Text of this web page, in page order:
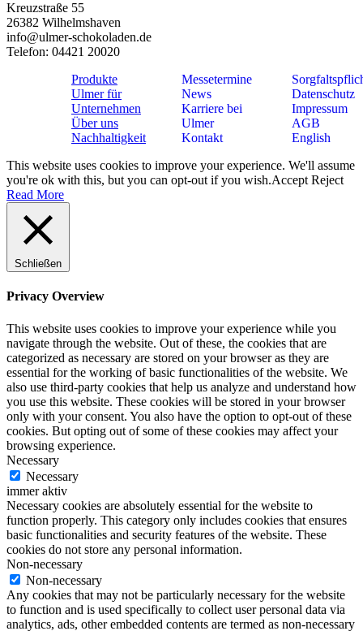
Kreuzstraße 55
26382 Wilhelmshaven
info@ulmer-schokoladen.de
Telefon: 04421 20020
Produkte
Ulmer für
Unternehmen
Über uns
Nachhaltigkeit
Messetermine
News
Karriere bei
Ulmer
Kontakt
Datenschutz
Impressum
AGB
English
This website uses cookies to improve your experience. We'll assume
you're ok with this, but you can opt-out if you wish.Accept Reject
Read More
Schließen
Privacy Overview
This website uses cookies to improve your experience while you
navigate through the website. Out of these, the cookies that are
categorized as necessary are stored on your browser as they are
essential for the working of basic functionalities of the website. We
also use third-party cookies that help us analyze and understand how
you use this website. These cookies will be stored in your browser
only with your consent. You also have the option to opt-out of these
cookies. But opting out of some of these cookies may affect your
browsing experience.
Necessary
Necessary
immer aktiv
Necessary cookies are absolutely essential for the website to
function properly. This category only includes cookies that ensures
basic functionalities and security features of the website. These
cookies do not store any personal information.
Non-necessary
Non-necessary
Any cookies that may not be particularly necessary for the website
to function and is used specifically to collect user personal data via
analytics, ads, other embedded contents are termed as non-necessary